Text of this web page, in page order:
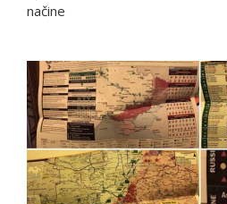
načine